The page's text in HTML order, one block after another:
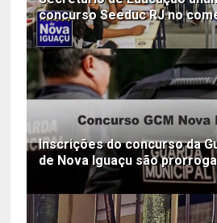
concurso Seeduc RJ no
Inscrições do concurso da
de Nova Iguaçu são